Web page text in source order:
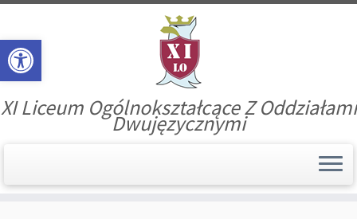
Open toolbar
XI Liceum Ogólnokształcące Z Oddziałami
Dwujęzycznymi